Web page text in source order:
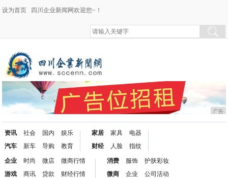
设为首页 四川企业新闻网欢迎您~！
广告
资讯
汽车
社会
新车
国内
导购
娱乐
教育
家居
财经
家具
人脸
电器
指纹
企业
游戏
时尚
商讯
微店
贷款
微商行情
财经行情
消费
微商
服饰
企业
护肤彩妆
公司活动